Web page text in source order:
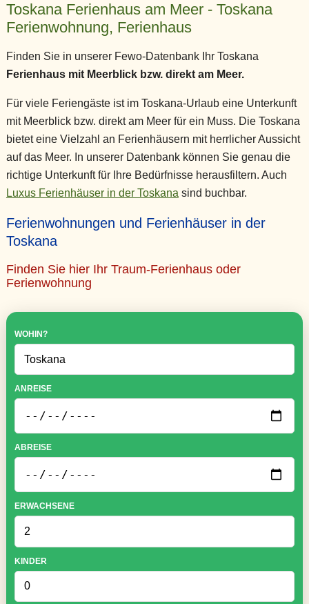
Toskana Ferienhaus am Meer - Toskana
Ferienwohnung, Ferienhaus
Finden Sie in unserer Fewo-Datenbank Ihr Toskana
Ferienhaus mit Meerblick bzw. direkt am Meer.
Für viele Feriengäste ist im Toskana-Urlaub eine Unterkunft
mit Meerblick bzw. direkt am Meer für ein Muss. Die Toskana
bietet eine Vielzahl an Ferienhäusern mit herrlicher Aussicht
auf das Meer. In unserer Datenbank können Sie genau die
richtige Unterkunft für Ihre Bedürfnisse herausfiltern. Auch
Luxus Ferienhäuser in der Toskana sind buchbar.
Ferienwohnungen und Ferienhäuser in der
Toskana
Finden Sie hier Ihr Traum-Ferienhaus oder
Ferienwohnung
WOHIN?
ANREISE
ABREISE
ERWACHSENE
KINDER